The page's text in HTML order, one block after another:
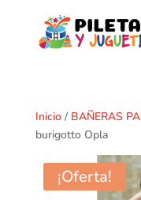
Inicio/ BAÑERAS
burigotto Opla
¡Oferta!